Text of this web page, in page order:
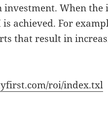
When the
achieved. For
that result in
roi/index.txl